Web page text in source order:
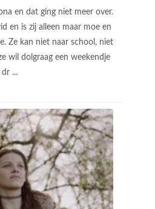
en dat ging niet meer over.
en is zij alleen maar moe en
Ze kan niet naar school, niet
wil dolgraag een weekendje
...